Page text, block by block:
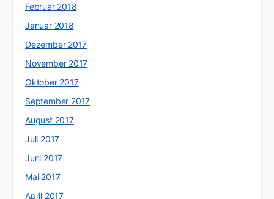
Februar 2018
Januar 2018
Dezember 2017
November 2017
Oktober 2017
September 2017
August 2017
Juli 2017
Juni 2017
Mai 2017
April 2017